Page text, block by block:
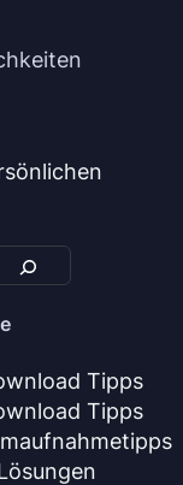
Tipps
Tipps